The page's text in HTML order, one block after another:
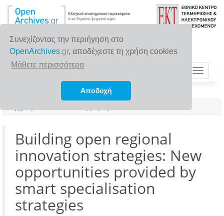
Συνεχίζοντας την περιήγηση στο
OpenArchives.gr, αποδέχεστε τη χρήση cookies
Μάθετε περισσότερα
Αποδοχή
Toggle
Building open regional
innovation strategies: New
opportunities provided by
smart specialisation
strategies